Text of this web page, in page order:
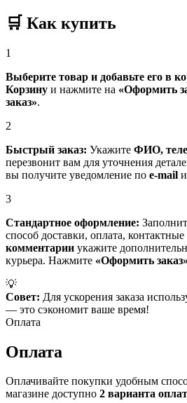
🛒 Как купить
1
Выберите товар и добавьте его в
Корзину и нажмите на «Оформить
заказ».
2
Быстрый заказ: Укажите ФИО,
перезвонит вам для уточнения
вы получите уведомление по e-mail
3
Стандартное оформление:
способ доставки, оплата,
комментарии укажите
курьера. Нажмите «Оформить заказ»
💡
Совет: Для ускорения заказа
— это сэкономит ваше время!
Оплата
Оплата
Оплачивайте покупки удобным
магазине доступно 2 варианта